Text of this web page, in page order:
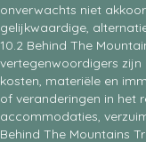
onverwachts niet
gelijkwaardige,
10.2 Behind The
vertegenwoordigers
kosten, materiële en
of veranderingen in het
accommodaties,
Behind The Mountains